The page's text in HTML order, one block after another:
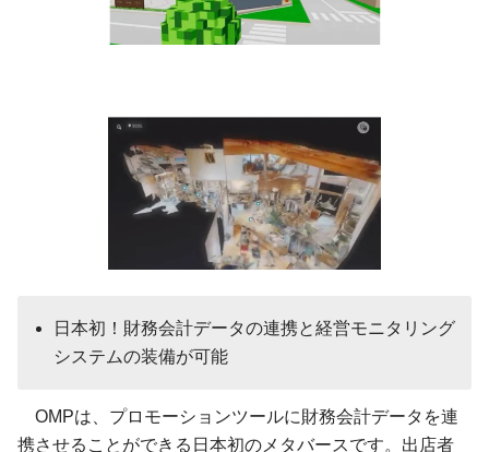
日本初！財務会計データの連携と経営モニタリング
システムの装備が可能
OMPは、プロモーションツールに財務会計データを連
携させることができる日本初のメタバースです。出店者